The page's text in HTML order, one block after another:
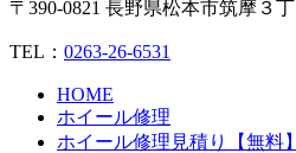
〒390-0821 長野県松本市筑摩３
TEL： 0263-26-6531
HOME
ホイール修理
ホイール修理見積り【無料】